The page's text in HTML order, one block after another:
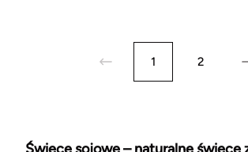
1 2